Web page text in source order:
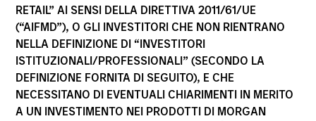
RETAIL” AI SENSI DELLA DIRETTIVA 2011/61/UE
(“AIFMD”), O GLI INVESTITORI CHE NON RIENTRANO
NELLA DEFINIZIONE DI “INVESTITORI
ISTITUZIONALI/PROFESSIONALI” (SECONDO LA
DEFINIZIONE FORNITA DI SEGUITO), E CHE
NECESSITANO DI EVENTUALI CHIARIMENTI IN MERITO
A UN INVESTIMENTO NEI PRODOTTI DI MORGAN
La presente comunicazione ha carattere promozionale.